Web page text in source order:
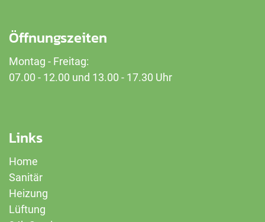
Öffnungszeiten
Montag - Freitag:
07.00 - 12.00 und 13.00 - 17.30 Uhr
Links
Home
Sanitär
Heizung
Lüftung